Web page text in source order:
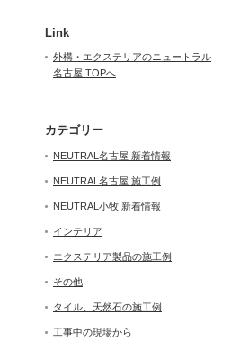
Link
外構・エクステリアのニュートラル
名古屋 TOPへ
カテゴリー
NEUTRAL名古屋 新着情報
NEUTRAL名古屋 施工例
NEUTRAL小牧 新着情報
インテリア
エクステリア製品の施工例
その他
タイル、天然石の施工例
工事中の現場から